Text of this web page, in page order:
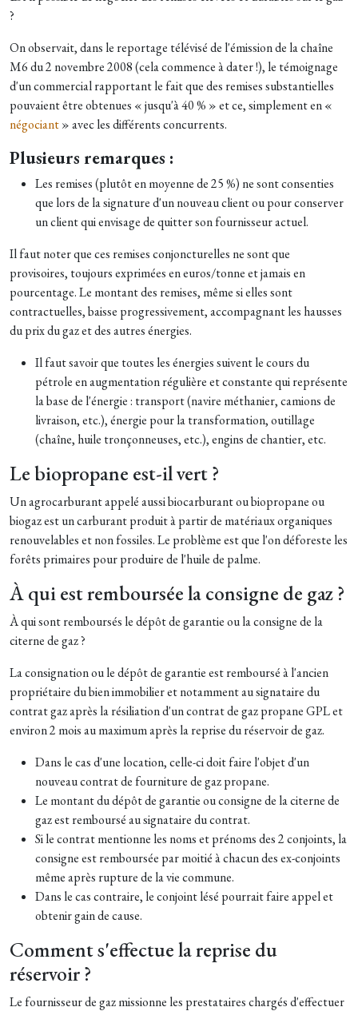
?
On observait, dans le reportage télévisé de l'émission de la chaîne
M6 du 2 novembre 2008 (cela commence à dater !), le témoignage
d'un commercial rapportant le fait que des remises substantielles
pouvaient être obtenues « jusqu'à 40 % » et ce, simplement en «
négociant» avec les différents concurrents.
Plusieurs remarques :
Les remises (plutôt en moyenne de 25 %) ne sont consenties
que lors de la signature d'un nouveau client ou pour conserver
un client qui envisage de quitter son fournisseur actuel.
Il faut noter que ces remises conjoncturelles ne sont que
provisoires, toujours exprimées en euros/tonne et jamais en
pourcentage. Le montant des remises, même si elles sont
contractuelles, baisse progressivement, accompagnant les hausses
du prix du gaz et des autres énergies.
Il faut savoir que toutes les énergies suivent le cours du
pétrole en augmentation régulière et constante qui représente
la base de l'énergie : transport (navire méthanier, camions de
livraison, etc.), énergie pour la transformation, outillage
(chaîne, huile tronçonneuses, etc.), engins de chantier, etc.
Le biopropane est-il vert ?
Un agrocarburant appelé aussi biocarburant ou biopropane ou
biogaz est un carburant produit à partir de matériaux organiques
renouvelables et non fossiles. Le problème est que l'on déforeste les
forêts primaires pour produire de l'huile de palme.
À qui est remboursée la consigne de gaz ?
À qui sont remboursés le dépôt de garantie ou la consigne de la
citerne de gaz ?
La consignation ou le dépôt de garantie est remboursé à l'ancien
propriétaire du bien immobilier et notamment au signataire du
contrat gaz après la résiliation d'un contrat de gaz propane GPL et
environ 2 mois au maximum après la reprise du réservoir de gaz.
Dans le cas d'une location, celle-ci doit faire l'objet d'un
nouveau contrat de fourniture de gaz propane.
Le montant du dépôt de garantie ou consigne de la citerne de
gaz est remboursé au signataire du contrat.
Si le contrat mentionne les noms et prénoms des 2 conjoints, la
consigne est remboursée par moitié à chacun des ex-conjoints
même après rupture de la vie commune.
Dans le cas contraire, le conjoint lésé pourrait faire appel et
obtenir gain de cause.
Comment s'effectue la reprise du
réservoir ?
Le fournisseur de gaz missionne les prestataires chargés d'effectuer